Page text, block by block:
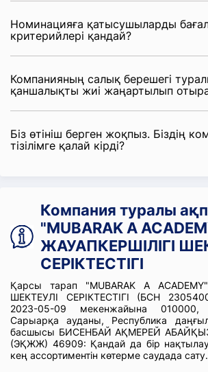
Номинацияға қатысушыларды
критерийлері қандай?
Компанияның салық берешегі
қаншалықты жиі жаңартылып
Біз өтініш берген жоқпыз. Біздің
тізілімге қалай кірді?
Компания туралы
"MUBARAK A
ЖАУАПКЕРШІЛІГІ
СЕРІКТЕСТІГІ
Қарсы тарап "MUBARAK A
ШЕКТЕУЛІ СЕРІКТЕСТІГІ (БСН
2023-05-09 мекенжайына 010000,
Сарыарқа ауданы, Республика
басшысы БИСЕНБАЙ АҚМЕРЕЙ
(ЭҚЖЖ) 46909: Қандай да бір
кең ассортиментін көтерме саудада сату.